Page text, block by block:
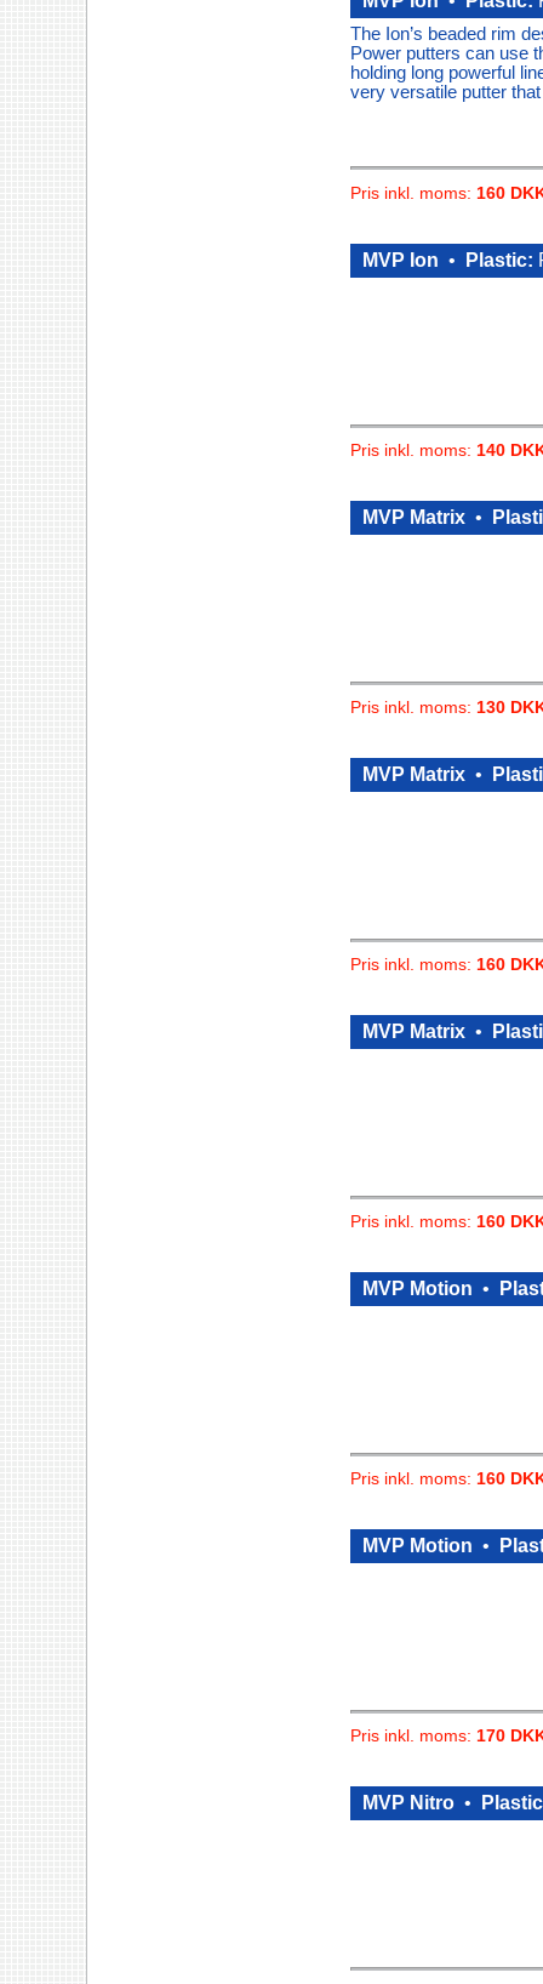
The Ion’s beaded rim
Power putters can use
holding long powerful
very versatile putter
Pris inkl. moms: 160
MVP Ion • Plastic:
Pris inkl. moms: 140
MVP Matrix •
Pris inkl. moms: 130
MVP Matrix •
Pris inkl. moms: 160
MVP Matrix •
Pris inkl. moms: 160
MVP Motion •
Pris inkl. moms: 160
MVP Motion •
Pris inkl. moms: 170
MVP Nitro •